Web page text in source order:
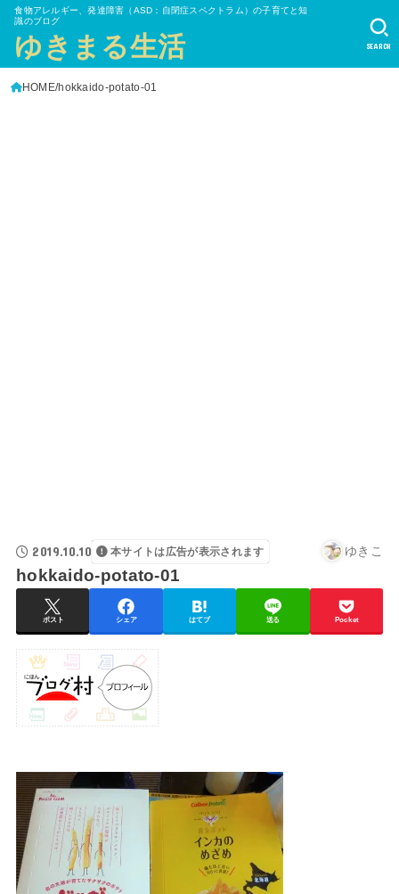
食物アレルギー、発達障害（ASD：自閉症スペクトラム）の子育てと知
識のブログ
ゆきまる生活 SEARCH
HOME hokkaido-potato-01
2019.10.10 本サイトは広告が表示されます ゆきこ
hokkaido-potato-01
ポスト シェア はてブ 送る Pocket